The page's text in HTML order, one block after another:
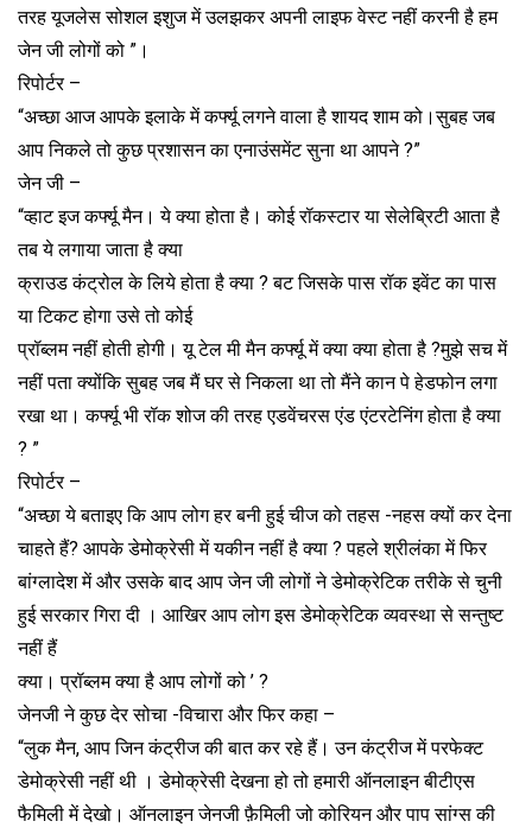
तरह यूजलेस सोशल इशुज में उलझकर अपनी लाइफ वेस्ट नहीं करनी है हम
जेन जी लोगों को ”।
रिपोर्टर –
“अच्छा आज आपके इलाके में कर्फ्यू लगने वाला है शायद शाम को।सुबह जब
आप निकले तो कुछ प्रशासन का एनाउंसमेंट सुना था आपने ?”
जेन जी –
“व्हाट इज कर्फ्यू मैन। ये क्या होता है। कोई रॉकस्टार या सेलेब्रिटी आता है
तब ये लगाया जाता है क्या
क्राउड कंट्रोल के लिये होता है क्या ? बट जिसके पास रॉक इवेंट का पास
या टिकट होगा उसे तो कोई
प्रॉब्लम नहीं होती होगी। यू टेल मी मैन कर्फ्यू में क्या क्या होता है ?मुझे सच में
नहीं पता क्योंकि सुबह जब मैं घर से निकला था तो मैंने कान पे हेडफोन लगा
रखा था। कर्फ्यू भी रॉक शोज की तरह एडवेंचरस एंड एंटरटेनिंग होता है क्या
? ”
रिपोर्टर –
“अच्छा ये बताइए कि आप लोग हर बनी हुई चीज को तहस -नहस क्यों कर देना
चाहते हैं? आपके डेमोक्रेसी में यकीन नहीं है क्या ? पहले श्रीलंका में फिर
बांग्लादेश में और उसके बाद आप जेन जी लोगों ने डेमोक्रेटिक तरीके से चुनी
हुई सरकार गिरा दी । आखिर आप लोग इस डेमोक्रेटिक व्यवस्था से सन्तुष्ट
नहीं हैं
क्या। प्रॉब्लम क्या है आप लोगों को ’ ?
जेनजी ने कुछ देर सोचा -विचारा और फिर कहा –
“लुक मैन, आप जिन कंट्रीज की बात कर रहे हैं। उन कंट्रीज में परफेक्ट
डेमोक्रेसी नहीं थी । डेमोक्रेसी देखना हो तो हमारी ऑनलाइन बीटीएस
फैमिली में देखो। ऑनलाइन जेनजी फ़ैमिली जो कोरियन और पाप सांग्स की